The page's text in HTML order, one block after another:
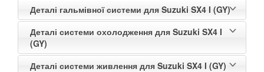
Деталі гальмівної системи для Suzuki SX4 I (GY)
Деталі системи охолодження для Suzuki SX4 I
(GY)
Деталі системи живлення для Suzuki SX4 I (GY)